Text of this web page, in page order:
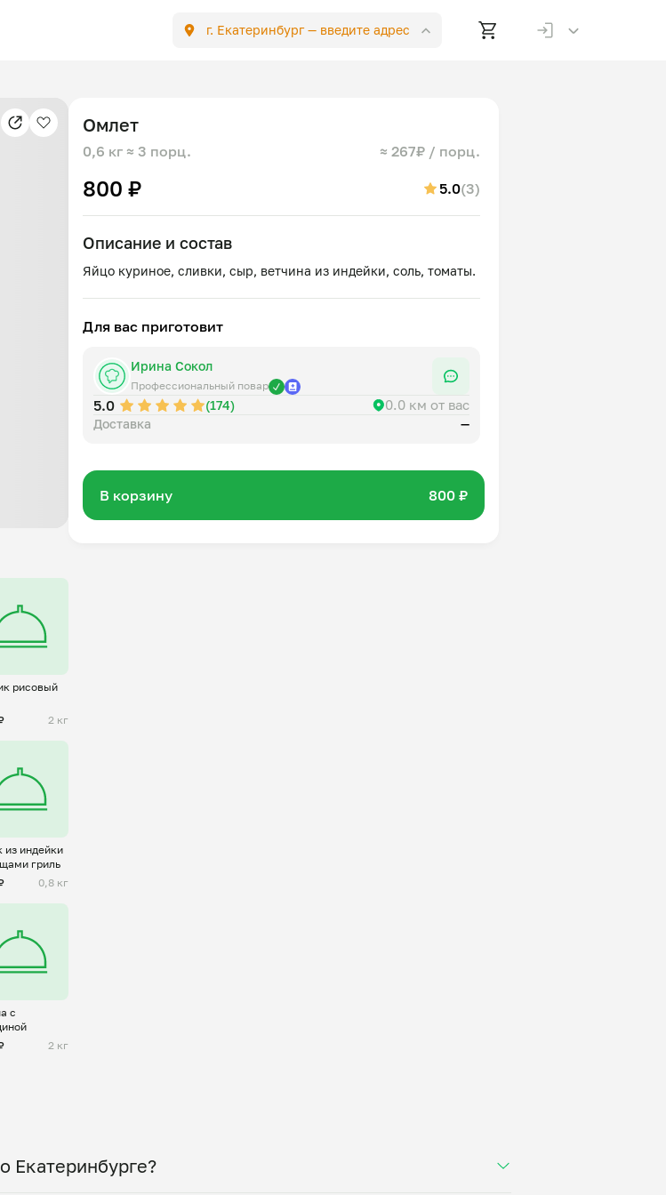
г. Екатеринбург — введите адрес
рисовый
2 кг
из индейки
гриль
0,8 кг
с
2 кг
Омлет
0,6 кг ≈ 3 порц. ≈ 267₽ / порц.
800 ₽ 5.0(3)
Описание и состав
Для вас приготовит
Ирина Сокол
Профессиональный повар
5.0 (174) 0.0 км от вас
Доставка —
В корзину 800 ₽
Екатеринбурге?